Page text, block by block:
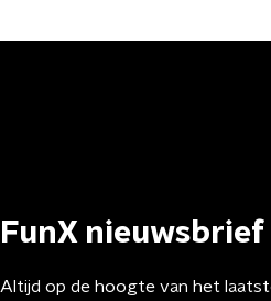
FunX nieuwsbrief
Altijd op de hoogte van het